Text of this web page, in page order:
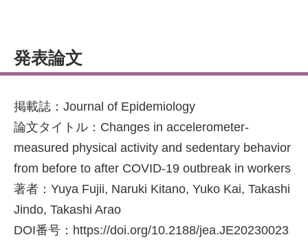
発表論文
掲載誌：Journal of Epidemiology
論文タイトル：Changes in accelerometer-
measured physical activity and sedentary behavior
from before to after COVID-19 outbreak in workers
著者：Yuya Fujii, Naruki Kitano, Yuko Kai, Takashi
Jindo, Takashi Arao
DOI番号：https://doi.org/10.2188/jea.JE20230023